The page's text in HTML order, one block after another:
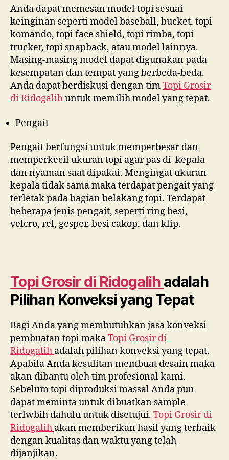
Anda dapat memesan model topi sesuai
keinginan seperti model baseball, bucket, topi
komando, topi face shield, topi rimba, topi
trucker, topi snapback, atau model lainnya.
Masing-masing model dapat digunakan pada
kesempatan dan tempat yang berbeda-beda.
Anda dapat berdiskusi dengan timTopi Grosir
diRidogalihuntuk memilih model yang tepat.
Pengait
Pengait berfungsi untuk memperbesar dan
memperkecil ukuran topi agar pas di kepala
dan nyaman saat dipakai. Mengingat ukuran
kepala tidak sama maka terdapat pengait yang
terletak pada bagian belakang topi. Terdapat
beberapa jenis pengait, seperti ring besi,
velcro, rel, gesper, besi cakop, dan klip.
Topi Grosir di Ridogalih adalah
Pilihan Konveksi yang Tepat
Bagi Anda yang membutuhkan jasa konveksi
pembuatan topi makaTopi Grosir di
Ridogalih adalah pilihan konveksi yang tepat.
Apabila Anda kesulitan membuat desain maka
akan dibantu oleh tim profesional kami.
Sebelum topi diproduksi massal Anda pun
dapat meminta untuk dibuatkan sample
terlwbih dahulu untuk disetujui. Topi Grosir di
Ridogalih akan memberikan hasil yang terbaik
dengan kualitas dan waktu yang telah
dijanjikan.